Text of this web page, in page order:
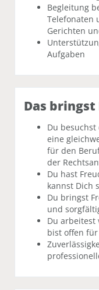
Begleitung
Telefonaten
Gerichten
Aufgaben
Das
Du
eine
für den
der
Du hast
kannst Dich
Du bringst
und
Du arbeitest
bist offen